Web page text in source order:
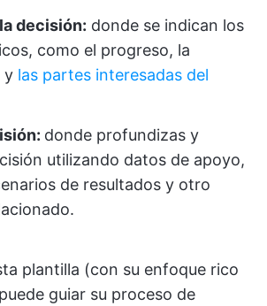
decisión: donde se indican los
como el progreso, la
y las partes interesadas del
donde profundizas y
utilizando datos de apoyo,
de resultados y otro
plantilla (con su enfoque rico
guiar su proceso de